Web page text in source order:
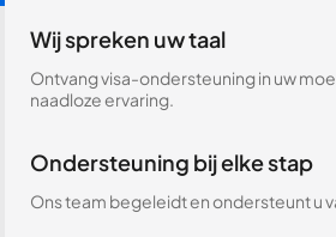
Wij spreken uw taal
Ontvang visa-ondersteuning in uw
naadloze ervaring.
Ondersteuning bij elke stap
Ons team begeleidt en ondersteunt u